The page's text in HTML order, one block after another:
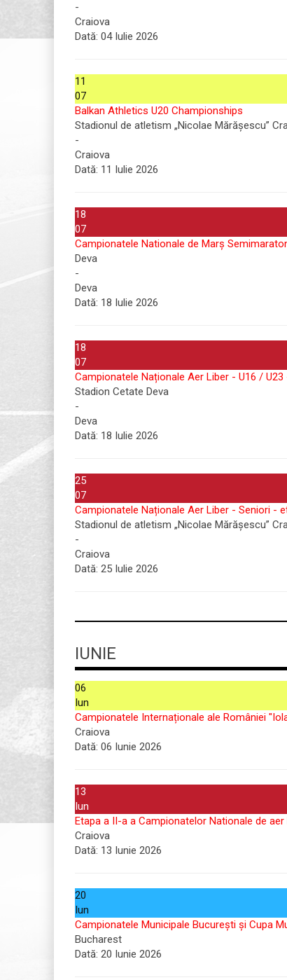
-
Craiova
Dată: 04 Iulie 2026
11
07
Balkan Athletics U20 Championships
Stadionul de atletism „Nicolae Mărășescu”
-
Craiova
Dată: 11 Iulie 2026
18
07
Campionatele Nationale de Marș
Deva
-
Deva
Dată: 18 Iulie 2026
18
07
Campionatele Naționale Aer Liber - U16 / U23
Stadion Cetate Deva
-
Deva
Dată: 18 Iulie 2026
25
07
Campionatele Naționale Aer Liber - Seniori -
Stadionul de atletism „Nicolae Mărășescu”
-
Craiova
Dată: 25 Iulie 2026
IUNIE
06
Iun
Campionatele Internaționale ale României
Craiova
Dată: 06 Iunie 2026
13
Iun
Etapa a II-a a Campionatelor Nationale de aer
Craiova
Dată: 13 Iunie 2026
20
Iun
Campionatele Municipale București și Cupa
Bucharest
Dată: 20 Iunie 2026